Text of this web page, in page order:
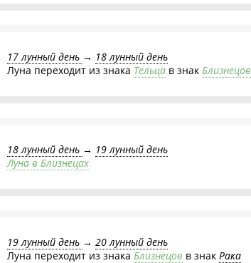
17 лунный день → 18 лунный день
Луна переходит из знака Тельца в знак Близнецов
18 лунный день → 19 лунный день
Луна в Близнецах
19 лунный день → 20 лунный день
Луна переходит из знака Близнецов в знак Рака